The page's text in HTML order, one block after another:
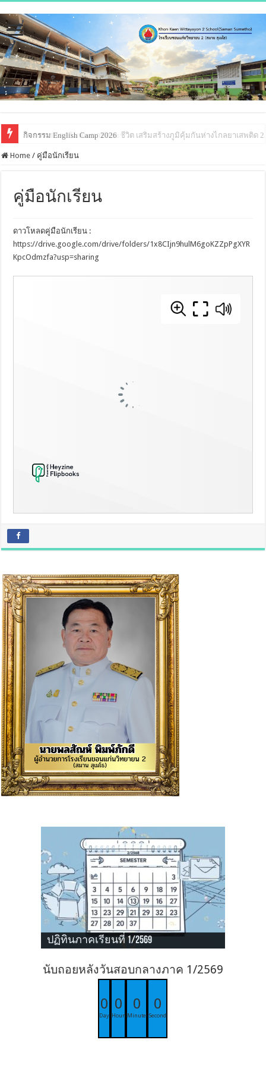
กิจกรรม English Camp 2026
โครงการส่งเสริมพัฒนาทักษะชีวิต เสริมสร้างภูมิคุ้มกันห่างไกลยาเสพติด
Home / คู่มือนักเรียน
คู่มือนักเรียน
ดาวโหลดคู่มือนักเรียน :
https://drive.google.com/drive/folders/1x8CIjn9hulM6goKZZpPgXYR
KpcOdmzfa?usp=sharing
ปฏิทินภาคเรียนที่ 1/2569
นับถอยหลังวันสอบกลางภาค 1/2569
0
Day
0
Hour
0
Minute
0
Second